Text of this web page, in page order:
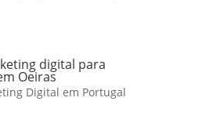
digital para
Oeiras
Digital em Portugal